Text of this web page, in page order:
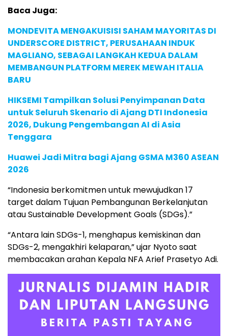
Baca Juga:
MONDEVITA MENGAKUISISI SAHAM MAYORITAS DI
UNDERSCORE DISTRICT, PERUSAHAAN INDUK
MAGLIANO, SEBAGAI LANGKAH KEDUA DALAM
MEMBANGUN PLATFORM MEREK MEWAH ITALIA
BARU
HIKSEMI Tampilkan Solusi Penyimpanan Data
untuk Seluruh Skenario di Ajang DTI Indonesia
2026, Dukung Pengembangan AI di Asia
Tenggara
Huawei Jadi Mitra bagi Ajang GSMA M360 ASEAN
2026
“Indonesia berkomitmen untuk mewujudkan 17
target dalam Tujuan Pembangunan Berkelanjutan
atau Sustainable Development Goals (SDGs).”
“Antara lain SDGs-1, menghapus kemiskinan dan
SDGs-2, mengakhiri kelaparan,” ujar Nyoto saat
membacakan arahan Kepala NFA Arief Prasetyo Adi.